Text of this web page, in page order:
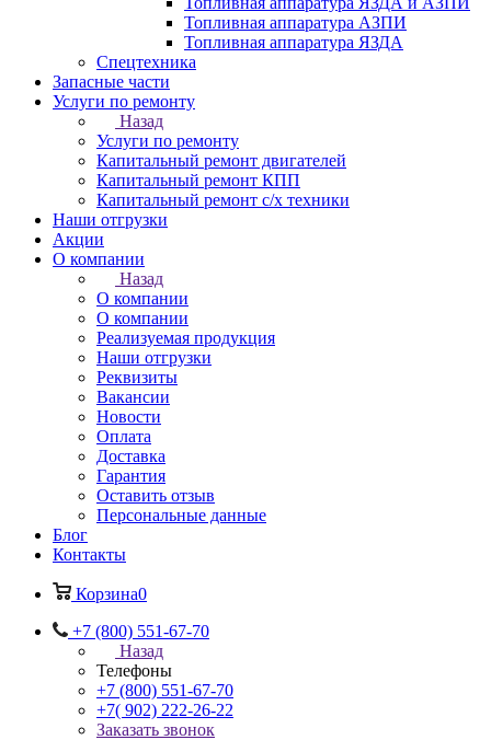
Топливная аппаратура АЗПИ
Топливная аппаратура ЯЗДА
Спецтехника
Запасные части
Услуги по ремонту
Назад
Услуги по ремонту
Капитальный ремонт двигателей
Капитальный ремонт КПП
Капитальный ремонт с/х техники
Наши отгрузки
Акции
О компании
Назад
О компании
О компании
Реализуемая продукция
Наши отгрузки
Реквизиты
Вакансии
Новости
Оплата
Доставка
Гарантия
Оставить отзыв
Персональные данные
Блог
Контакты
Корзина0
+7 (800) 551-67-70
Назад
Телефоны
+7 (800) 551-67-70
+7( 902) 222-26-22
Заказать звонок